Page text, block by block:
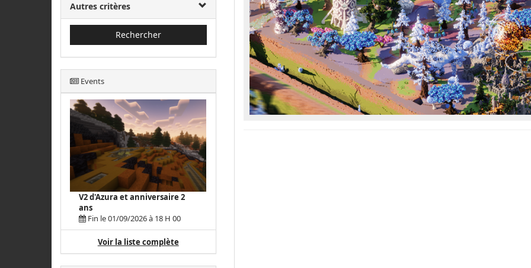
Autres critères
Rechercher
Events
V2 d'Azura et anniversaire 2
ans
Fin le 01/09/2026 à 18 H 00
Voir la liste complète